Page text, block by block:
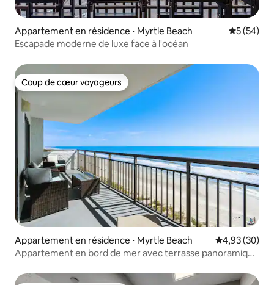
Appartement en résidence ⋅ Myrtle Beach
5 (54)
Escapade moderne de luxe face à l'océan
Coup de cœur voyageurs
Coup de cœur voyageurs
Appartement en résidence ⋅ Myrtle Beach Évaluation
4,93 (30)
Appartement en bord de mer avec terrasse panoramique